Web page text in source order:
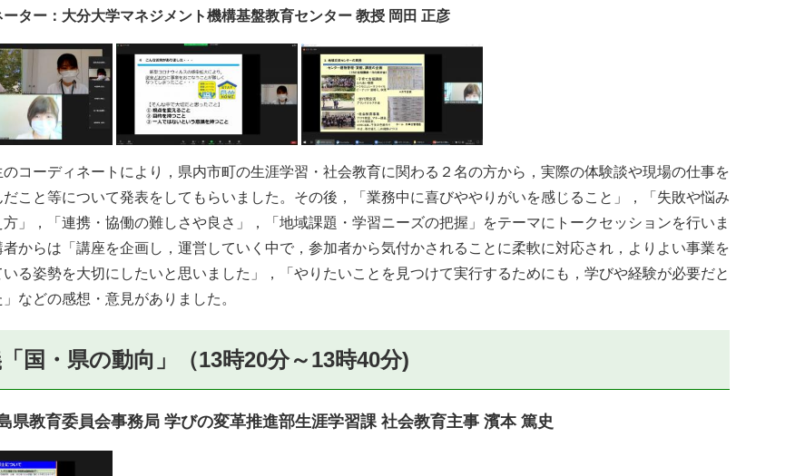
ーター：大分大学マネジメント機構基盤教育センター 教授 岡田 正彦
コーディネートにより，県内市町の生涯学習・社会教育に関わる２名の方から，実際の体験談や現場の仕事を
こと等について発表をしてもらいました。その後，「業務中に喜びややりがいを感じること」，「失敗や悩み
」，「連携・協働の難しさや良さ」，「地域課題・学習ニーズの把握」をテーマにトークセッションを行いま
者からは「講座を企画し，運営していく中で，参加者から気付かされることに柔軟に対応され，よりよい事業を
いる姿勢を大切にしたいと思いました」，「やりたいことを見つけて実行するためにも，学びや経験が必要だと
などの感想・意見がありました。
「国・県の動向」 （13時20分～13時40分)
県教育委員会事務局 学びの変革推進部生涯学習課 社会教育主事 濱本 篤史